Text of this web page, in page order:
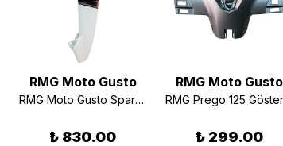
RMG Moto Gusto
RMG Moto Gusto Spark Sağ Rüzgarlık Beyaz
₺ 830.00
RMG Moto Gusto
₺ 299.00